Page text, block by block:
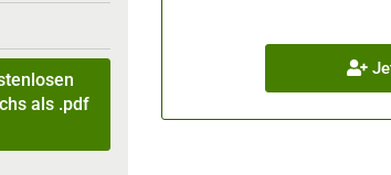
als .pdf